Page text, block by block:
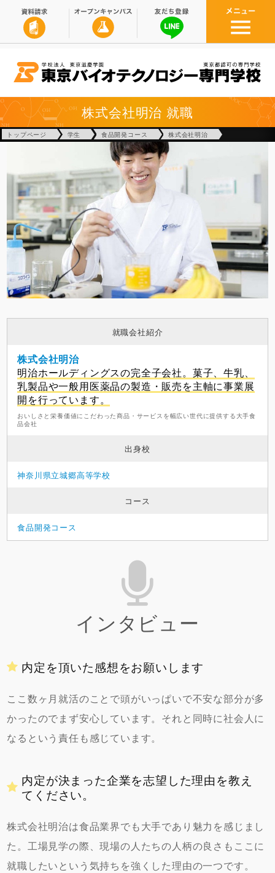
株式会社明治 就職
トップページ 学生 食品開発コース 株式会社明治
就職会社紹介
株式会社明治
明治ホールディングスの完全子会社。菓子、牛乳、
乳製品や一般用医薬品の製造・販売を主軸に事業展
開を行っています。
おいしさと栄養価値にこだわった商品・サービスを幅広い世代に提供する大手食
品会社
出身校
神奈川県立城郷高等学校
コース
食品開発コース
インタビュー
内定を頂いた感想をお願いします
ここ数ヶ月就活のことで頭がいっぱいで不安な部分が多
かったのでまず安心しています。それと同時に社会人に
なるという責任も感じています。
内定が決まった企業を志望した理由を教え
てください。
株式会社明治は食品業界でも大手であり魅力を感じまし
た。工場見学の際、現場の人たちの人柄の良さもここに
就職したいという気持ちを強くした理由の一つです。